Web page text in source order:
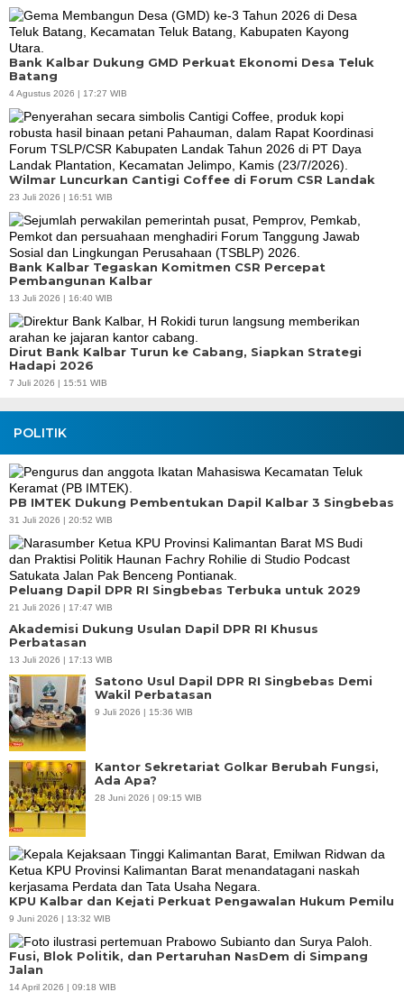
Bank Kalbar Dukung GMD Perkuat Ekonomi Desa Teluk
Batang
4 Agustus 2026 | 17:27 WIB
Wilmar Luncurkan Cantigi Coffee di Forum CSR Landak
23 Juli 2026 | 16:51 WIB
Bank Kalbar Tegaskan Komitmen CSR Percepat
Pembangunan Kalbar
13 Juli 2026 | 16:40 WIB
Dirut Bank Kalbar Turun ke Cabang, Siapkan Strategi
Hadapi 2026
7 Juli 2026 | 15:51 WIB
POLITIK
PB IMTEK Dukung Pembentukan Dapil Kalbar 3 Singbebas
31 Juli 2026 | 20:52 WIB
Peluang Dapil DPR RI Singbebas Terbuka untuk 2029
21 Juli 2026 | 17:47 WIB
Akademisi Dukung Usulan Dapil DPR RI Khusus
Perbatasan
13 Juli 2026 | 17:13 WIB
Satono Usul Dapil DPR RI Singbebas Demi
Wakil Perbatasan
9 Juli 2026 | 15:36 WIB
Kantor Sekretariat Golkar Berubah Fungsi,
Ada Apa?
28 Juni 2026 | 09:15 WIB
KPU Kalbar dan Kejati Perkuat Pengawalan Hukum Pemilu
9 Juni 2026 | 13:32 WIB
Fusi, Blok Politik, dan Pertaruhan NasDem di Simpang
Jalan
14 April 2026 | 09:18 WIB